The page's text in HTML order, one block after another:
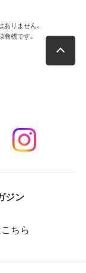
りません。
標です。
ジン
ちら